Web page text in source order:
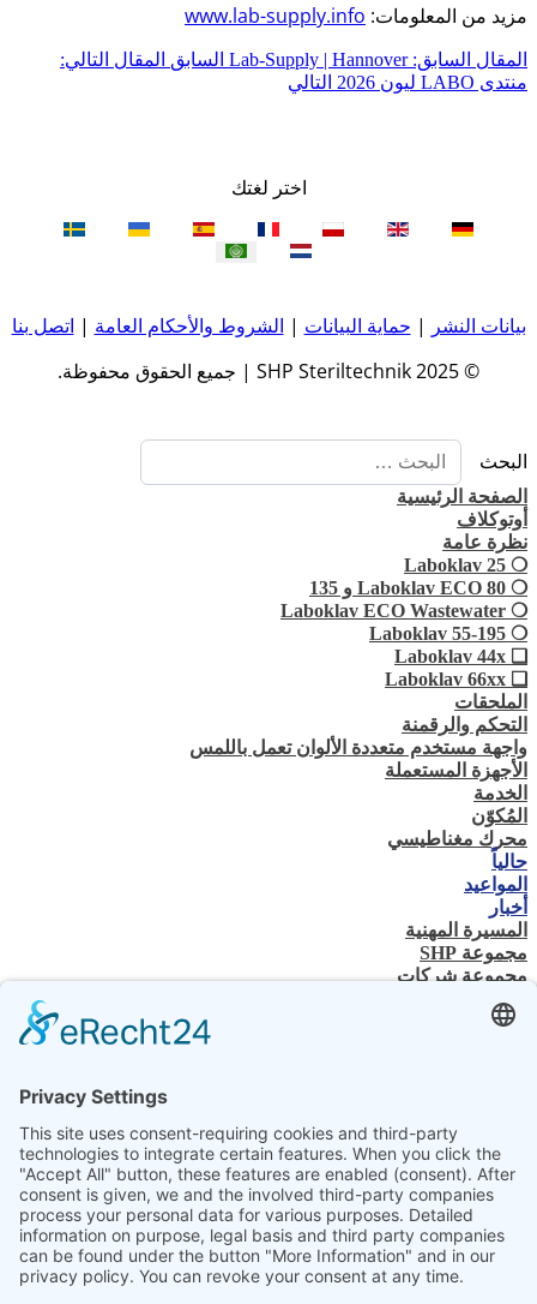
مزيد من المعلومات: www.lab-supply.info
المقال السابق: Lab-Supply | Hannover السابق المقال التالي:
منتدى LABO ليون 2026
التالي
اختر لغتك
بيانات النشر | حماية البيانات | الشروط والأحكام العامة | اتصل بنا
© 2025 SHP Steriltechnik | جميع الحقوق محفوظة.
البحث
الصفحة الرئيسية
أوتوكلاف
نظرة عامة
❍ Laboklav 25
❍ Laboklav ECO 80 و 135
❍ Laboklav ECO Wastewater
❍ Laboklav 55-195
❏ Laboklav 44x
❏ Laboklav 66xx
الملحقات
التحكم والرقمنة
واجهة مستخدم متعددة الألوان تعمل باللمس
الأجهزة المستعملة
الخدمة
المُكوّن
محرك مغناطيسي
حالياً
المواعيد
أخبار
المسيرة المهنية
مجموعة SHP
مجموعة شركات
جهة الاتصال
اتصل بنا
اختر لغتك
DE
PL